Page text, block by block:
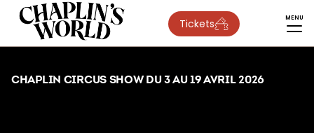
Tickets MENU
CHAPLIN CIRCUS SHOW DU 3 AU 19 AVRIL 2026